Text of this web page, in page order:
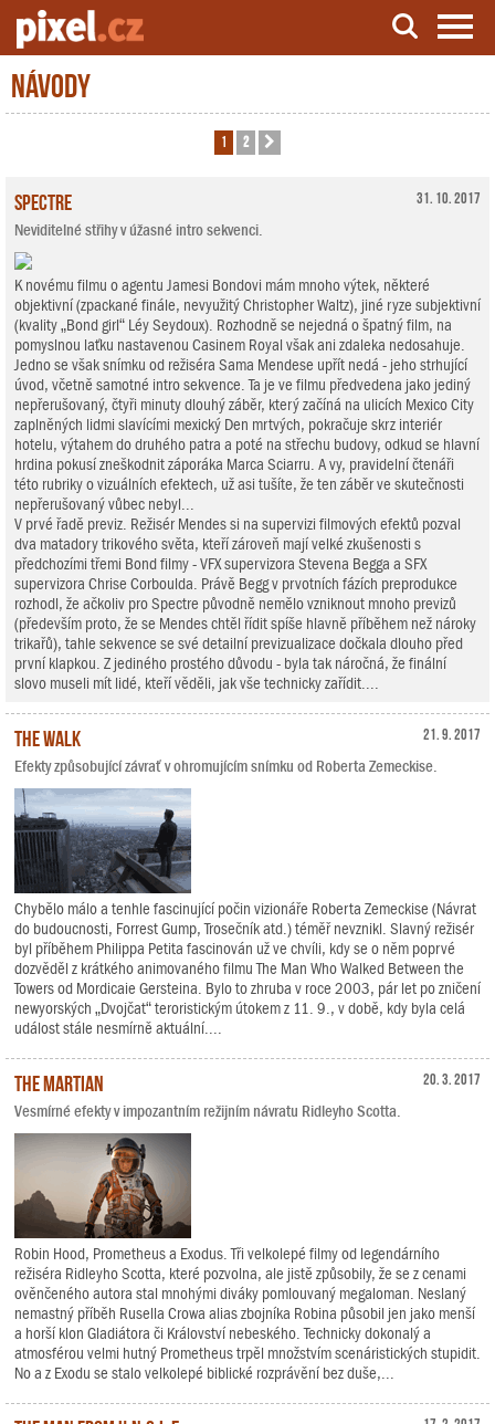
Server o natáčení a zpracování videa
Návody
1 2
31. 10. 2017
Spectre
Neviditelné střihy v úžasné intro sekvenci.
K novému filmu o agentu Jamesi Bondovi mám mnoho výtek, některé
objektivní (zpackané finále, nevyužitý Christopher Waltz), jiné ryze subjektivní
(kvality „Bond girl“ Léy Seydoux). Rozhodně se nejedná o špatný film, na
pomyslnou laťku nastavenou Casinem Royal však ani zdaleka nedosahuje.
Jedno se však snímku od režiséra Sama Mendese upřít nedá - jeho strhující
úvod, včetně samotné intro sekvence. Ta je ve filmu předvedena jako jediný
nepřerušovaný, čtyři minuty dlouhý záběr, který začíná na ulicích Mexico City
zaplněných lidmi slavícími mexický Den mrtvých, pokračuje skrz interiér
hotelu, výtahem do druhého patra a poté na střechu budovy, odkud se hlavní
hrdina pokusí zneškodnit záporáka Marca Sciarru. A vy, pravidelní čtenáři
této rubriky o vizuálních efektech, už asi tušíte, že ten záběr ve skutečnosti
nepřerušovaný vůbec nebyl...
V prvé řadě previz. Režisér Mendes si na supervizi filmových efektů pozval
dva matadory trikového světa, kteří zároveň mají velké zkušenosti s
předchozími třemi Bond filmy - VFX supervizora Stevena Begga a SFX
supervizora Chrise Corboulda. Právě Begg v prvotních fázích preprodukce
rozhodl, že ačkoliv pro Spectre původně nemělo vzniknout mnoho previzů
(především proto, že se Mendes chtěl řídit spíše hlavně příběhem než nároky
trikařů), tahle sekvence se své detailní previzualizace dočkala dlouho před
první klapkou. Z jediného prostého důvodu - byla tak náročná, že finální
slovo museli mít lidé, kteří věděli, jak vše technicky zařídit....
21. 9. 2017
The Walk
Efekty způsobující závrať v ohromujícím snímku od Roberta Zemeckise.
Chybělo málo a tenhle fascinující počin vizionáře Roberta Zemeckise (Návrat
do budoucnosti, Forrest Gump, Trosečník atd.) téměř nevznikl. Slavný režisér
byl příběhem Philippa Petita fascinován už ve chvíli, kdy se o něm poprvé
dozvěděl z krátkého animovaného filmu The Man Who Walked Between the
Towers od Mordicaie Gersteina. Bylo to zhruba v roce 2003, pár let po zničení
newyorských „Dvojčat“ teroristickým útokem z 11. 9., v době, kdy byla celá
událost stále nesmírně aktuální....
20. 3. 2017
The Martian
Vesmírné efekty v impozantním režijním návratu Ridleyho Scotta.
Robin Hood, Prometheus a Exodus. Tři velkolepé filmy od legendárního
režiséra Ridleyho Scotta, které pozvolna, ale jistě způsobily, že se z cenami
ověnčeného autora stal mnohými diváky pomlouvaný megaloman. Neslaný
nemastný příběh Rusella Crowa alias zbojníka Robina působil jen jako menší
a horší klon Gladiátora či Království nebeského. Technicky dokonalý a
atmosférou velmi hutný Prometheus trpěl množstvím scenáristických stupidit.
No a z Exodu se stalo velkolepé biblické rozprávění bez duše,...